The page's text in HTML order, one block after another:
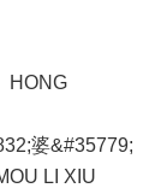
HONG
婆&#35779;
LI XIU